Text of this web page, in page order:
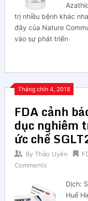
trị nhiều bệnh khác
đây của Nature
vào sự phát triển
Tháng chín 4, 2018
FDA cảnh
dục nghiêm
ức chế
By Thảo Uyên
Comments
Dịch:
Huế